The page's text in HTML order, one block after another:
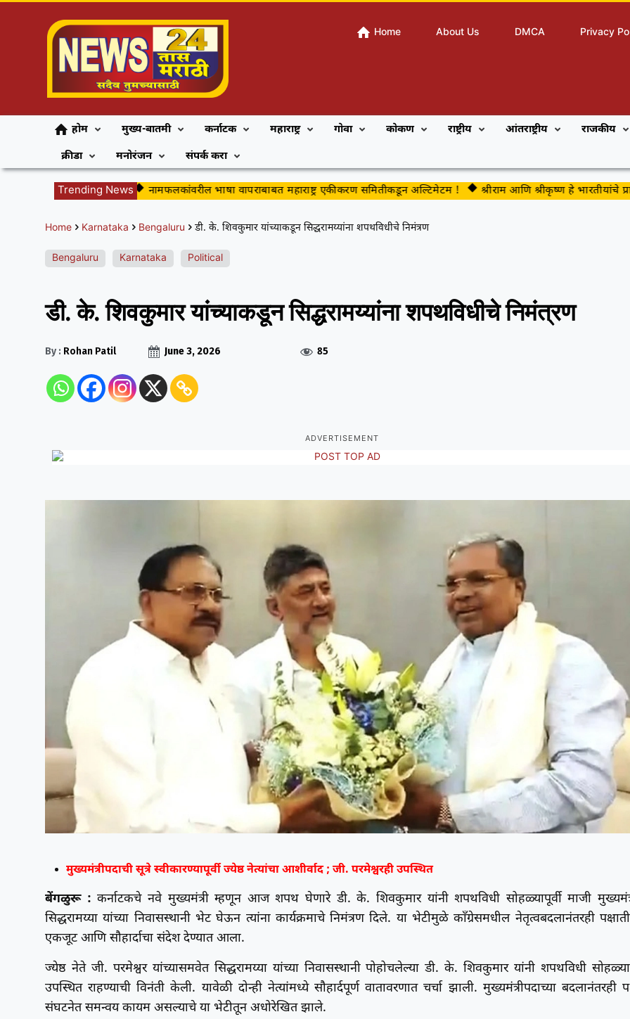
Home About Us DMCA Privacy
होम मुख्य-बातमी कर्नाटक महाराष्ट्र गोवा कोकण राष्ट्रीय आंतराष्ट्रीय
राजकीय
क्रीडा
मनोरंजन संपर्क करा
Trending News
मुख्य जलवाहिनीला गळती नामफलकांवरील भाषा वापराबाबत महाराष्ट्र एकीकरण समितीकडून अल्टिमेटम ! श्रीराम आणि श्रीकृष्ण हे भारतीयांचे
Home Karnataka Bengaluru डी. के. शिवकुमार यांच्याकडून सिद्धरामय्यांना शपथविधीचे निमंत्रण
Bengaluru Karnataka Political
डी. के. शिवकुमार यांच्याकडून सिद्धरामय्यांना शपथविधीचे निमंत्रण
By : Rohan Patil June 3, 2026 85
ADVERTISEMENT
मुख्यमंत्रीपदाची सूत्रे स्वीकारण्यापूर्वी ज्येष्ठ नेत्यांचा आशीर्वाद ; जी. परमेश्वरही उपस्थित
बेंगळुरू : कर्नाटकचे नवे मुख्यमंत्री म्हणून आज शपथ घेणारे डी. के. शिवकुमार यांनी शपथविधी सोहळ्यापूर्वी माजी
सिद्धरामय्या यांच्या निवासस्थानी भेट घेऊन त्यांना कार्यक्रमाचे निमंत्रण दिले. या भेटीमुळे काँग्रेसमधील नेतृत्वबदलानंतरही
एकजूट आणि सौहार्दाचा संदेश देण्यात आला.
ज्येष्ठ नेते जी. परमेश्वर यांच्यासमवेत सिद्धरामय्या यांच्या निवासस्थानी पोहोचलेल्या डी. के. शिवकुमार यांनी शपथविधी
उपस्थित राहण्याची विनंती केली. यावेळी दोन्ही नेत्यांमध्ये सौहार्दपूर्ण वातावरणात चर्चा झाली. मुख्यमंत्रीपदाच्या बदलानंतरही
संघटनेत समन्वय कायम असल्याचे या भेटीतून अधोरेखित झाले.